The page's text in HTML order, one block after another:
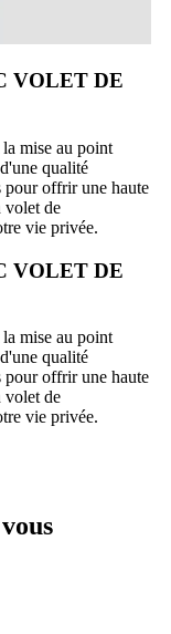
VOLET DE
mise au point
qualité
pour offrir une haute
volet de
vie privée.
VOLET DE
mise au point
qualité
pour offrir une haute
volet de
vie privée.